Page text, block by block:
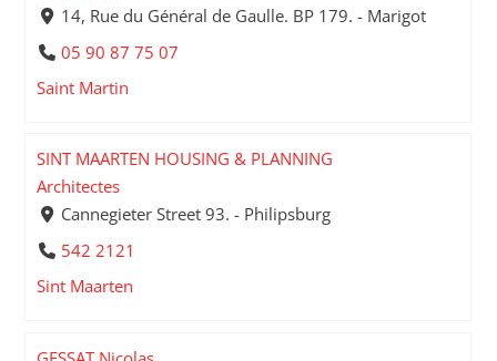
14, Rue du Général de Gaulle. BP 179. - Marigot
05 90 87 75 07
Saint Martin
SINT MAARTEN HOUSING & PLANNING
Architectes
Cannegieter Street 93. - Philipsburg
542 2121
Sint Maarten